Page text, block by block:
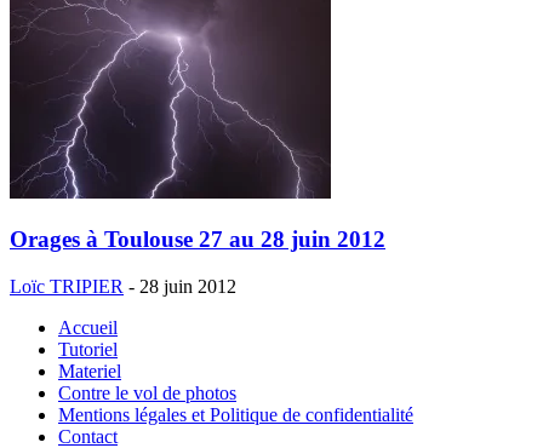
Orages à Toulouse 27 au 28 juin 2012
Loïc TRIPIER - 28 juin 2012
Accueil
Tutoriel
Materiel
Contre le vol de photos
Mentions légales et Politique de confidentialité
Contact